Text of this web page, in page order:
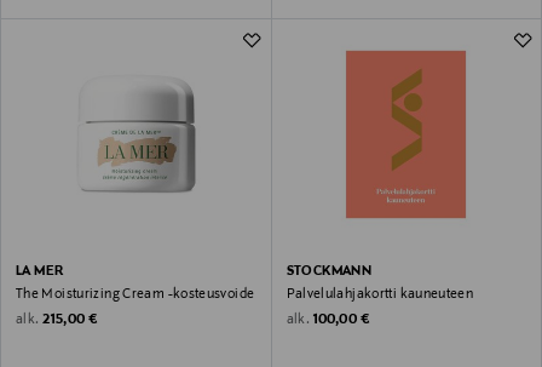
LA MER
The Moisturizing Cream -kosteusvoide
alk. Original Price
215,00 €
STOCKMANN
Palvelulahjakortti kauneuteen
alk. Original Price
100,00 €